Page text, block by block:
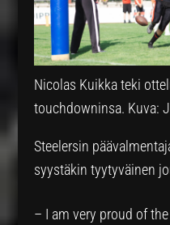
Nicolas Kuikka teki
touchdowninsa. Kuva:
Steelersin
syystäkin tyytyväinen
– I am very proud of